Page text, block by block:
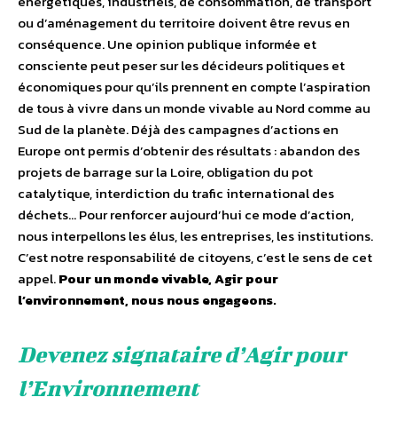
ou d’aménagement du territoire doivent être revus en
conséquence. Une opinion publique informée et
consciente peut peser sur les décideurs politiques et
économiques pour qu’ils prennent en compte l’aspiration
de tous à vivre dans un monde vivable au Nord comme au
Sud de la planète. Déjà des campagnes d’actions en
Europe ont permis d’obtenir des résultats : abandon des
projets de barrage sur la Loire, obligation du pot
catalytique, interdiction du trafic international des
déchets… Pour renforcer aujourd’hui ce mode d’action,
nous interpellons les élus, les entreprises, les institutions.
C’est notre responsabilité de citoyens, c’est le sens de cet
appel.Pour un monde vivable, Agir pour
l’environnement, nous nous engageons.
Devenez signataire d’Agir pour
l’Environnement